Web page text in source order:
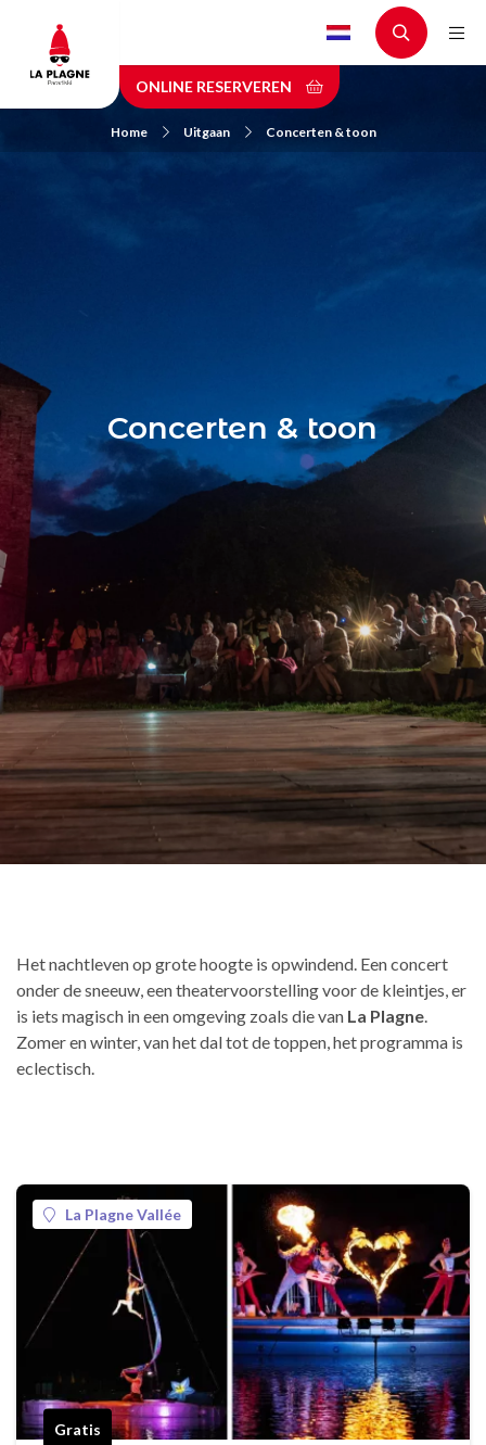
main
content
ONLINE RESERVEREN
Home Uitgaan Concerten & toon
Concerten & toon
Het nachtleven op grote hoogte is opwindend. Een concert
onder de sneeuw, een theatervoorstelling voor de kleintjes, er
is iets magisch in een omgeving zoals die van La Plagne.
Zomer en winter, van het dal tot de toppen, het programma is
eclectisch.
La Plagne Vallée
Gratis